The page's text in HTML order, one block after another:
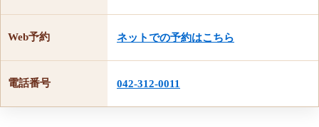
Web予約 ネットでの予約はこちら
電話番号 042-312-0011